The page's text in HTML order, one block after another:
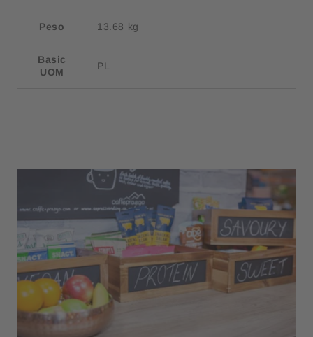
Peso 13.68 kg
Basic
UOM
PL